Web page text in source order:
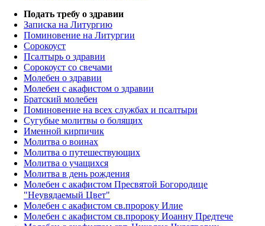
Подать требу о здравии
Записка на Литургию
Поминовение на Литургии
Сорокоуст
Псалтырь о здравии
Сорокоуст со свечами
Молебен о здравии
Молебен с акафистом о здравии
Братский молебен
Поминовение на всех службах и псалтыри
Сугубые молитвы о болящих
Именной кирпичик
Молитва о воинах
Молитва о путешествующих
Молитва о учащихся
Молитва в день рождения
Молебен с акафистом Пресвятой Богородице
"Неувядаемый Цвет"
Молебен с акафистом св.пророку Илие
Молебен с акафистом св.пророку Иоанну Предтече